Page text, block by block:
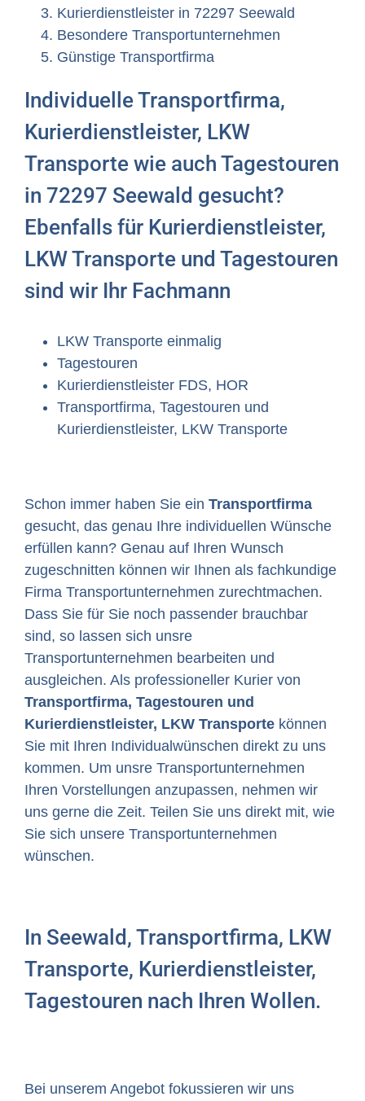
Kurierdienstleister in 72297 Seewald
Besondere Transportunternehmen
Günstige Transportfirma
Individuelle Transportfirma,
Kurierdienstleister, LKW
Transporte wie auch Tagestouren
in 72297 Seewald gesucht?
Ebenfalls für Kurierdienstleister,
LKW Transporte und Tagestouren
sind wir Ihr Fachmann
LKW Transporte einmalig
Tagestouren
Kurierdienstleister FDS, HOR
Transportfirma, Tagestouren und
Kurierdienstleister, LKW Transporte
Schon immer haben Sie ein Transportfirma
gesucht, das genau Ihre individuellen Wünsche
erfüllen kann? Genau auf Ihren Wunsch
zugeschnitten können wir Ihnen als fachkundige
Firma Transportunternehmen zurechtmachen.
Dass Sie für Sie noch passender brauchbar
sind, so lassen sich unsre
Transportunternehmen bearbeiten und
ausgleichen. Als professioneller Kurier von
Transportfirma, Tagestouren und
Kurierdienstleister, LKW Transporte können
Sie mit Ihren Individualwünschen direkt zu uns
kommen. Um unsre Transportunternehmen
Ihren Vorstellungen anzupassen, nehmen wir
uns gerne die Zeit. Teilen Sie uns direkt mit, wie
Sie sich unsere Transportunternehmen
wünschen.
In Seewald, Transportfirma, LKW
Transporte, Kurierdienstleister,
Tagestouren nach Ihren Wollen.
Bei unserem Angebot fokussieren wir uns